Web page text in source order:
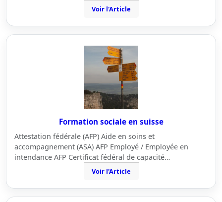
Voir l'Article
Formation sociale en suisse
Attestation fédérale (AFP) Aide en soins et
accompagnement (ASA) AFP Employé / Employée en
intendance AFP Certificat fédéral de capacité…
Voir l'Article